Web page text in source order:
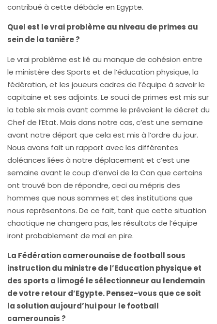
contribué à cette débâcle en Egypte.
Quel est le vrai problème au niveau de primes au
sein de la tanière ?
Le vrai problème est lié au manque de cohésion entre
le ministère des Sports et de l’éducation physique, la
fédération, et les joueurs cadres de l’équipe à savoir le
capitaine et ses adjoints. Le souci de primes est mis sur
la table six mois avant comme le prévoient le décret du
Chef de l’Etat. Mais dans notre cas, c’est une semaine
avant notre départ que cela est mis à l’ordre du jour.
Nous avons fait un rapport avec les différentes
doléances liées à notre déplacement et c’est une
semaine avant le coup d’envoi de la Can que certains
ont trouvé bon de répondre, ceci au mépris des
hommes que nous sommes et des institutions que
nous représentons. De ce fait, tant que cette situation
chaotique ne changera pas, les résultats de l’équipe
iront probablement de mal en pire.
La Fédération camerounaise de football sous
instruction du ministre de l’Education physique et
des sports a limogé le sélectionneur au lendemain
de votre retour d’Egypte. Pensez-vous que ce soit
la solution aujourd’hui pour le football
camerounais ?